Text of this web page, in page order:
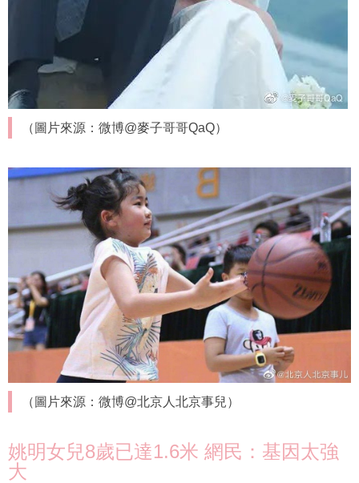
（圖片來源：微博@麥子哥哥QaQ）
（圖片來源：微博@北京人北京事兒）
姚明女兒8歲已達1.6米 網民：基因太強
大